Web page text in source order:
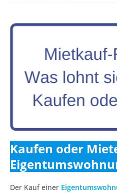
Kaufen oder
Der Kauf einer